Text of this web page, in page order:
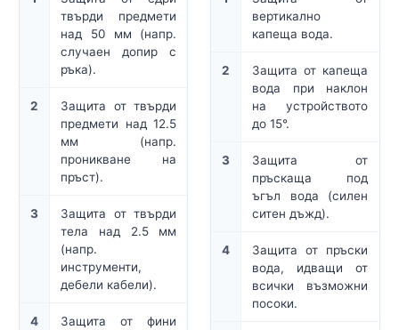
твърди предмети
над 50 мм (напр.
случаен допир с
ръка).
2
Защита от твърди
предмети над 12.5
мм (напр.
проникване на
пръст).
3
Защита от твърди
тела над 2.5 мм
(напр.
инструменти,
дебели кабели).
4
Защита от фини
вертикално
капеща вода.
2
Защита от капеща
вода при наклон
на устройството
до 15°.
3
Защита от
пръскаща под
ъгъл вода (силен
ситен дъжд).
4
Защита от пръски
вода, идващи от
всички възможни
посоки.